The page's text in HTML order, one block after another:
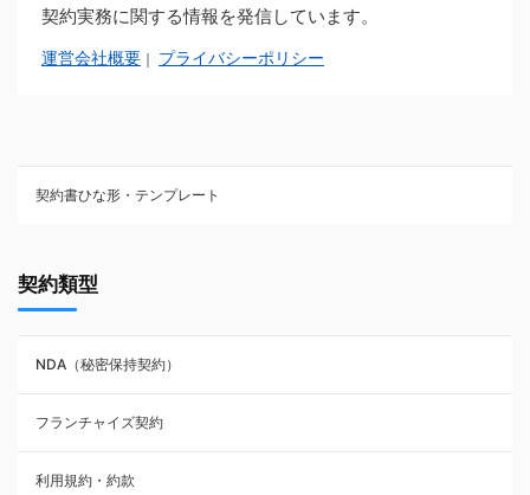
契約実務に関する情報を発信しています。
運営会社概要 ｜ プライバシーポリシー
契約書ひな形・テンプレート
NDA（秘密保持契約）
業務委託契約
利用規約・約款
覚書・合意書・同意書
契約類型
NDA（秘密保持契約）
フランチャイズ契約
利用規約・約款